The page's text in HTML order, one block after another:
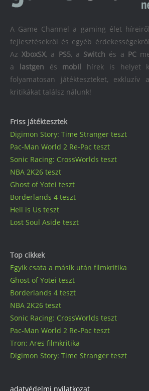
Friss játéktesztek
Digimon Story: Time Stranger teszt
Pac-Man World 2 Re-Pac teszt
Sonic Racing: CrossWorlds teszt
NBA 2K26 teszt
Ghost of Yotei teszt
Borderlands 4 teszt
Hell is Us teszt
Lost Soul Aside teszt
Top cikkek
Egyik csata a másik után filmkritika
Ghost of Yotei teszt
Borderlands 4 teszt
NBA 2K26 teszt
Sonic Racing: CrossWorlds teszt
Pac-Man World 2 Re-Pac teszt
Tron: Ares filmkritika
Digimon Story: Time Stranger teszt
A Game Channel a gaming élet
fejlesztésekről és egyéb
AzXboxSX, a PS5, a Switch és a PC
a
lastgen és mobil
hírek is helyet
folyamatosan játékteszteket, exkluzív
kritikákat találsz nálunk!
adatvédelmi nyilatkozat